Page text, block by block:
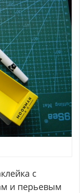
с
и перьевым